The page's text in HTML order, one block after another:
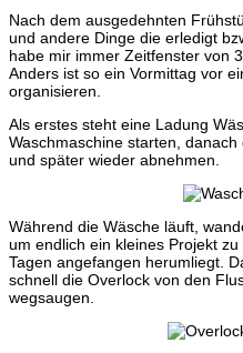
Nach dem ausgedehnten
und andere Dinge die erledigt
habe mir immer Zeitfenster von
Anders ist so ein Vormittag vor
organisieren.
Als erstes steht eine Ladung
Waschmaschine starten,
und später wieder abnehmen.
Während die Wäsche läuft,
um endlich ein kleines Projekt
Tagen angefangen herumliegt.
schnell die Overlock von den
wegsaugen.